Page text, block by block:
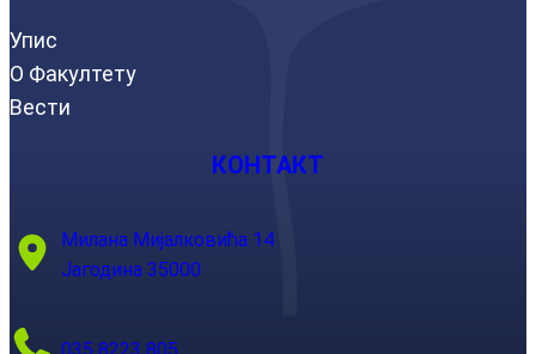
Упис
О Факултету
Вести
КОНТАКТ
Милана Мијалковића 14
Јагодина 35000
035 8223 805